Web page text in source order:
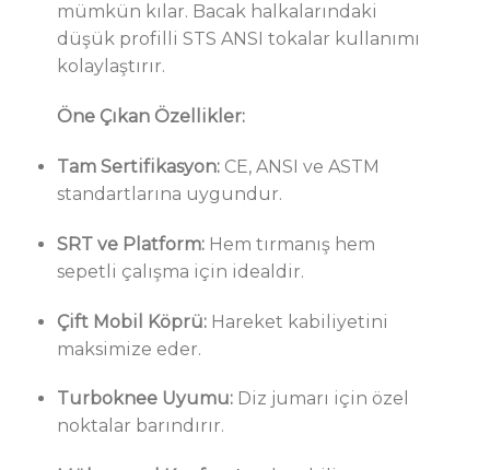
mümkün kılar. Bacak halkalarındaki
düşük profilli STS ANSI tokalar kullanımı
kolaylaştırır.
Öne Çıkan Özellikler:
Tam Sertifikasyon:CE, ANSI ve ASTM
standartlarına uygundur.
SRT ve Platform:Hem tırmanış hem
sepetli çalışma için idealdir.
Çift Mobil Köprü:Hareket kabiliyetini
maksimize eder.
Turboknee Uyumu:Diz jumarı için özel
noktalar barındırır.